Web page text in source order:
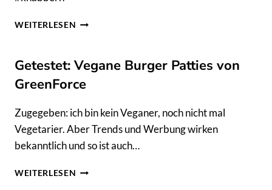
WEITERLESEN KNUSPRIGE
PARMESAN
&
PESTO
SNACKING
IN
15
MINUTEN
Getestet: Vegane Burger Patties von
GreenForce
Zugegeben: ich bin kein Veganer, noch nicht mal
Vegetarier. Aber Trends und Werbung wirken
bekanntlich und so ist auch…
WEITERLESEN GETESTET: